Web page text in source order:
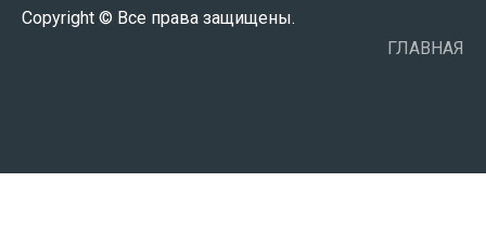
Copyright © Все права защищены.
ГЛАВНАЯ